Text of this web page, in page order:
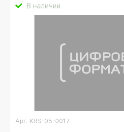
В наличии
Арт. KRS-05-0017